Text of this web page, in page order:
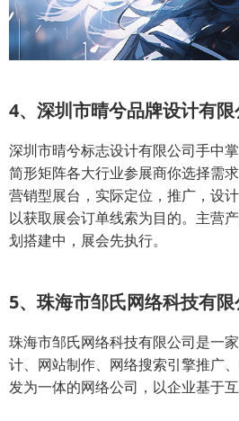
4、深圳市晴兮品牌设计有限
深圳市晴兮标志设计有限公司手中
简形矩阵各大行业参展商你选择需
营销型展台，实际定位，推广，设
以获取展会订单线索为目的。主营
划搭建中，展会先执行。
5、珠海市邹氏网络科技有限
珠海市邹氏网络科技有限公司是一
计、网站制作、网络搜索引擎推广
发为一体的网络公司，以企业基于